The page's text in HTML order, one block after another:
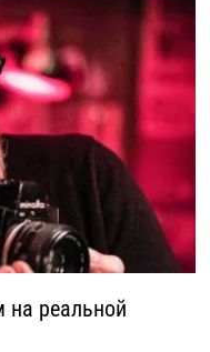
на реальной